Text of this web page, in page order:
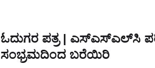
ಓದುಗರ ಪತ್ರ | ಎಸ್‌ಎಸ್‌ಎಲ್‌ಸಿ
ಸಂಭ್ರಮದಿಂದ ಬರೆಯಿರಿ